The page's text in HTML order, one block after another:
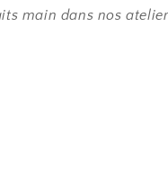
main dans nos